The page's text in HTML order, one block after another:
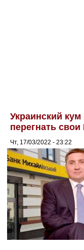
Украинский
перегнать
Чт, 17/03/2022 - 23:22